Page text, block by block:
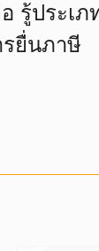
รู้ประเภ
ยื่นภาษี